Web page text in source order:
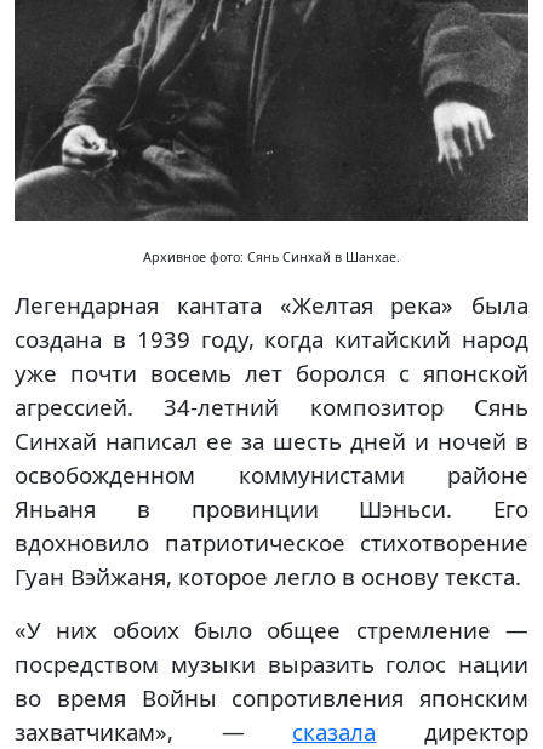
Архивное фото: Сянь Синхай в Шанхае.
Легендарная кантата «Желтая река» была
создана в 1939 году, когда китайский народ
уже почти восемь лет боролся с японской
агрессией. 34-летний композитор Сянь
Синхай написал ее за шесть дней и ночей в
освобожденном коммунистами районе
Яньаня в провинции Шэньси. Его
вдохновило патриотическое стихотворение
Гуан Вэйжаня, которое легло в основу текста.
«У них обоих было общее стремление —
посредством музыки выразить голос нации
во время Войны сопротивления японским
захватчикам», — сказала директор